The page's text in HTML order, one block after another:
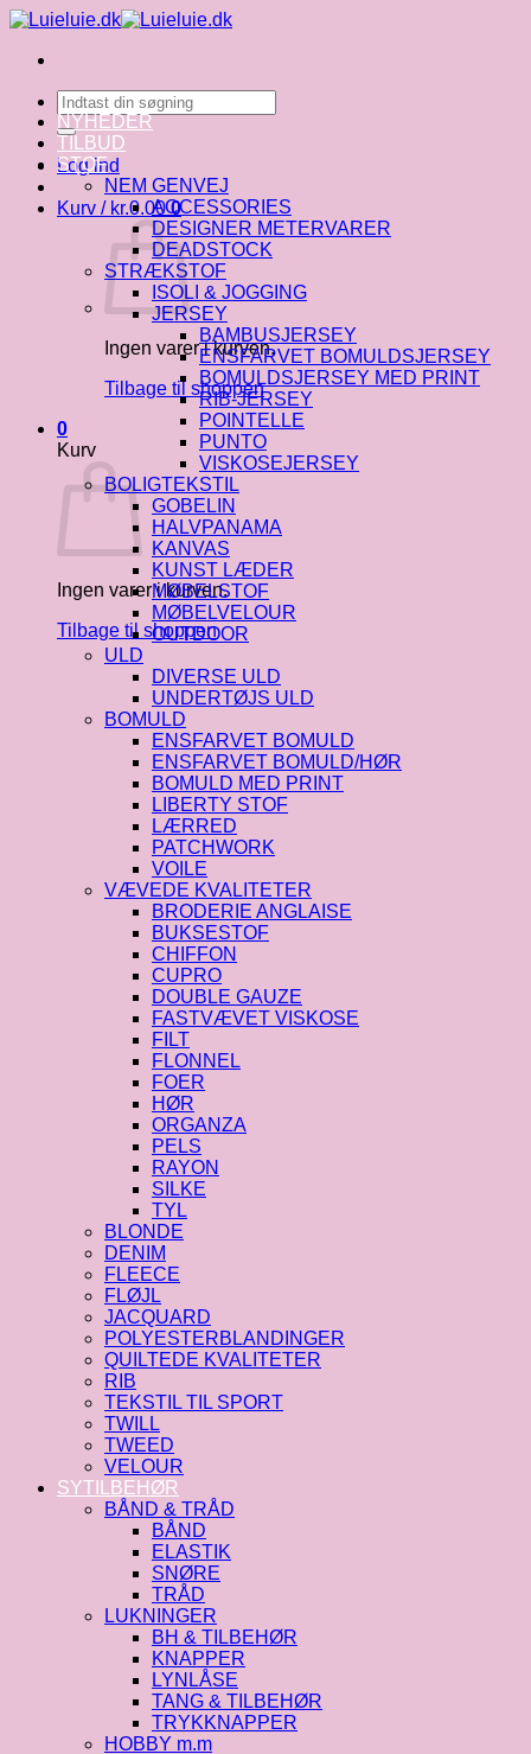
Fortsæt
indhold
Søg
efter:
Log ind
Kurv / kr.0.00 0
Ingen varer i kurven.
Tilbage til shoppen
0
Kurv
Ingen varer i kurven.
Tilbage til shoppen
NYHEDER
TILBUD
STOF
NEM GENVEJ
ACCESSORIES
DESIGNER METERVARER
DEADSTOCK
STRÆKSTOF
ISOLI & JOGGING
JERSEY
BAMBUSJERSEY
ENSFARVET BOMULDSJERSEY
BOMULDSJERSEY MED PRINT
RIB-JERSEY
POINTELLE
PUNTO
VISKOSEJERSEY
BOLIGTEKSTIL
GOBELIN
HALVPANAMA
KANVAS
KUNST LÆDER
MØBELSTOF
MØBELVELOUR
OUTDOOR
ULD
DIVERSE ULD
UNDERTØJS ULD
BOMULD
ENSFARVET BOMULD
ENSFARVET BOMULD/HØR
BOMULD MED PRINT
LIBERTY STOF
LÆRRED
PATCHWORK
VOILE
VÆVEDE KVALITETER
BRODERIE ANGLAISE
BUKSESTOF
CHIFFON
CUPRO
DOUBLE GAUZE
FASTVÆVET VISKOSE
FILT
FLONNEL
FOER
HØR
ORGANZA
PELS
RAYON
SILKE
TYL
BLONDE
DENIM
FLEECE
FLØJL
JACQUARD
POLYESTERBLANDINGER
QUILTEDE KVALITETER
RIB
TEKSTIL TIL SPORT
TWILL
TWEED
VELOUR
SYTILBEHØR
BÅND & TRÅD
BÅND
ELASTIK
SNØRE
TRÅD
LUKNINGER
BH & TILBEHØR
KNAPPER
LYNLÅSE
TANG & TILBEHØR
TRYKKNAPPER
HOBBY m.m